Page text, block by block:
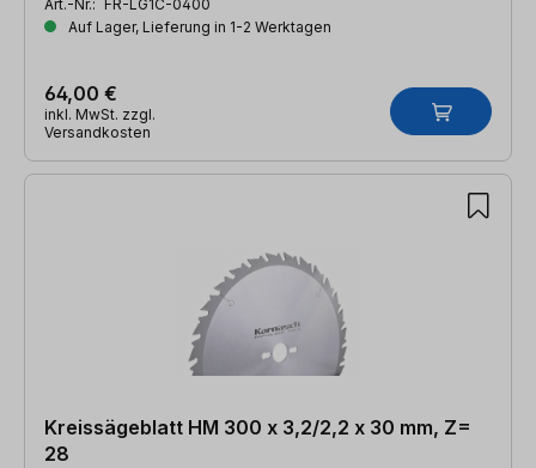
Art.-Nr.: FR-LG1C-0400
Auf Lager, Lieferung in 1-2 Werktagen
64,00 €
inkl. MwSt. zzgl.
Versandkosten
Kreissägeblatt HM 300 x 3,2/2,2 x 30 mm, Z=
28